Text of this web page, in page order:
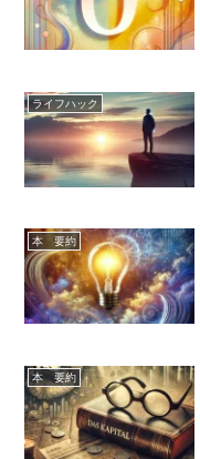
ライフハック
本 要約
本 要約